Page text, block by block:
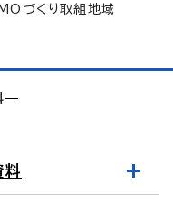
づくり取組地域